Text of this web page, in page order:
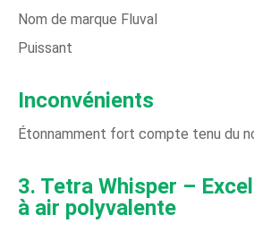
Nom de marque Fluval
Puissant
Inconvénients
Étonnamment fort compte tenu du
3. Tetra Whisper –
à air polyvalente